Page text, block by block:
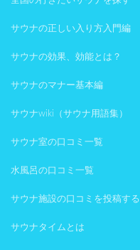
サウナの正しい入り方入門編
サウナの効果、効能とは？
サウナのマナー基本編
サウナwiki（サウナ用語集）
サウナ室の口コミ一覧
水風呂の口コミ一覧
サウナ施設の口コミを投稿する
サウナタイムとは